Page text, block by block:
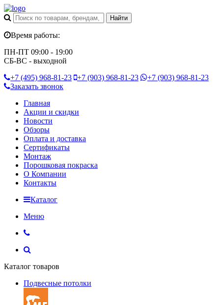
Время работы:
ПН-ПТ 09:00 - 19:00
СБ-ВС - выходной
+7 (495) 968-81-23 +7 (903) 968-81-23 +7 (903) 968-81-23
Заказать звонок
Главная
Акции и скидки
Новости
Обзоры
Оплата и доставка
Сертификаты
Монтаж
Порошковая покраска
О Компании
Контакты
Каталог
Меню
Каталог товаров
Подвесные потолки